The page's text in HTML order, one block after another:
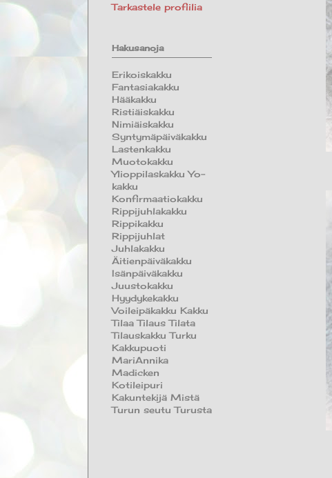
Tarkastele profiilia
Hakusanoja
Erikoiskakku
Fantasiakakku
Hääkakku
Ristiäiskakku
Nimiäiskakku
Syntymäpäiväkakku
Lastenkakku
Muotokakku
Ylioppilaskakku Yo-
kakku
Konfirmaatiokakku
Rippijuhlakakku
Rippikakku
Rippijuhlat
Juhlakakku
Äitienpäiväkakku
Isänpäiväkakku
Juustokakku
Hyydykekakku
Voileipäkakku Kakku
Tilaa Tilaus Tilata
Tilauskakku Turku
Kakkupuoti
MariAnnika
Madicken
Kotileipuri
Kakuntekijä Mistä
Turun seutu Turusta